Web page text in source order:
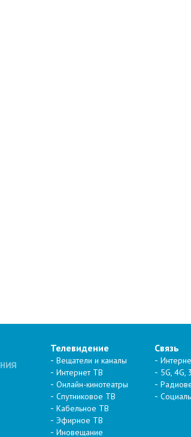
Телевидение
Вещатели и каналы
Интернет ТВ
Онлайн-кинотеатры
Спутниковое ТВ
Кабельное ТВ
Эфирное ТВ
Иновещание
Связь
5G, 4G,